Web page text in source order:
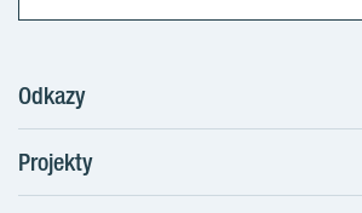
Odkazy
Postup koupě
Klientské změny
Projekty